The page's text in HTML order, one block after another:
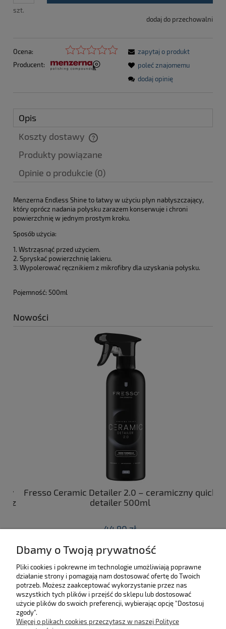
szt.
dodaj do przechowalni
Ocena:
Producent:
zapytaj o produkt
poleć znajomemu
dodaj opinię
Opis
Koszty dostawy
Cena nie zawiera ewentualnych kosztów płatności
Produkty powiązane
Opinie o produkcie (0)
Menzerna Endless Shine to łatwy w użyciu płyn nabłyszczający,
który oprócz nadania połysku zarazem konserwuje i chroni
powierzchnię w jednym prostym kroku.
Sposób użycia:
1. Wstrząsnąć przed użyciem.
2. Spryskać powierzchnię lakieru.
3. Wypolerować ręcznikiem z mikrofibry dla uzyskania połysku.
Pojemność: 500ml
Nowości
Fresso Ceramic Detailer 2.0 – ceramiczny quick
detailer 500ml
44,90 zł
do koszyka
SKLEP
MOJE KONTO
Dbamy o Twoją prywatność
Pliki cookies i pokrewne im technologie umożliwiają poprawne
działanie strony i pomagają nam dostosować ofertę do Twoich
potrzeb. Możesz zaakceptować wykorzystanie przez nas
wszystkich tych plików i przejść do sklepu lub dostosować
użycie plików do swoich preferencji, wybierając opcję "Dostosuj
zgody".
Więcej o plikach cookies przeczytasz w naszej Polityce